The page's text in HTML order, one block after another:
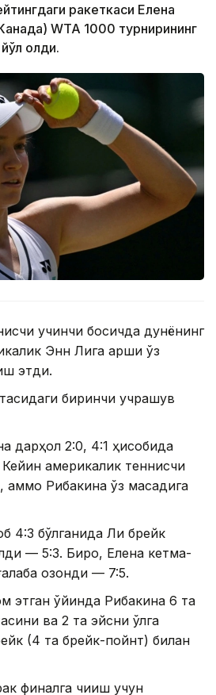
ракеткаси Елена
WТА 1000 турнирининг
олди.
учинчи босқичда дунёнинг
Энн Лига қарши ўз
этди.
биринчи учрашув
дарҳол 2:0, 4:1 ҳисобида
Кейин америкалик теннисчи
аммо Рибакина ўз мақсадига
4:3 бўлганида Ли брейк
— 5:3. Бироқ, Елена кетма-
қозонди — 7:5.
этган ўйинда Рибакина 6 та
ва 2 та эйсни қўлга
(4 та брейк-пойнт) билан
финалга чиқиш учун